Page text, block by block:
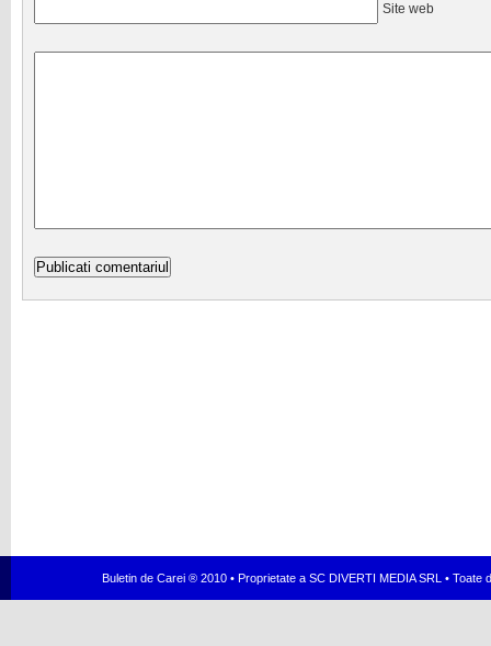
Site web
Buletin de Carei ® 2010 • Proprietate a SC DIVERTI MEDIA SRL •